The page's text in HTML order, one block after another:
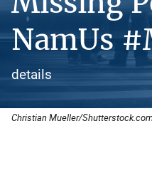
NamUs
details
Christian Mueller/